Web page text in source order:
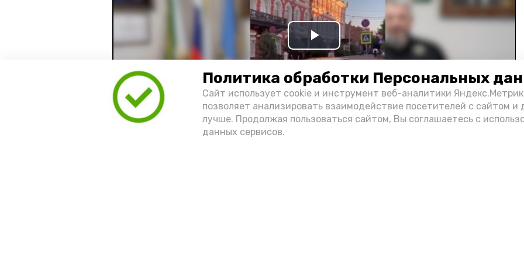
Политика обработки Персональных
Сайт использует cookie и инструмент веб-аналитики
позволяет анализировать взаимодействие посетителей с сайтом и
лучше. Продолжая пользоваться сайтом, Вы соглашаетесь с
данных сервисов.
Play
Video